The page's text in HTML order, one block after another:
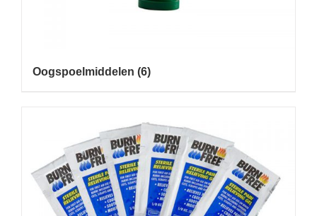
Oogspoelmiddelen (6)